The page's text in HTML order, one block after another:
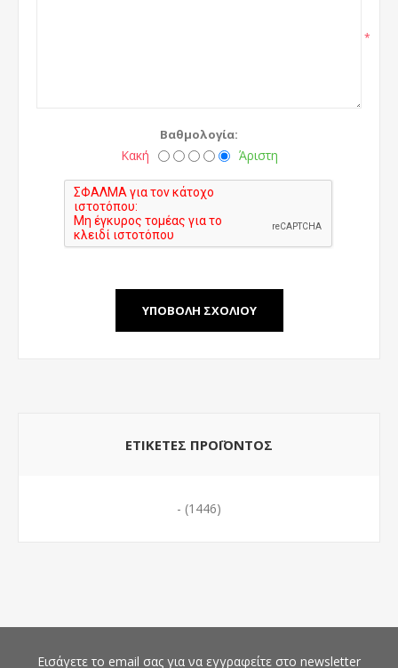
*
Βαθμολογία:
Κακή Άριστη
ΕΤΙΚΈΤΕΣ ΠΡΟΪΌΝΤΟΣ
- (1446)
Εισάγετε το email σας για να εγγραφείτε στο newsletter